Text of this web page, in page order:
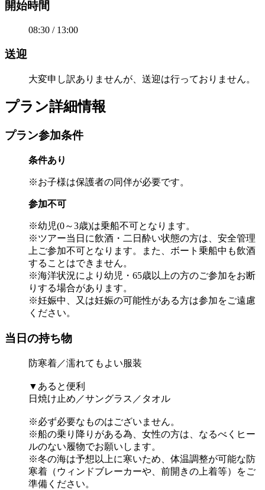
開始時間
08:30 / 13:00
送迎
大変申し訳ありませんが、送迎は行っておりません。
プラン詳細情報
プラン参加条件
条件あり
※お子様は保護者の同伴が必要です。
参加不可
※幼児(0～3歳)は乗船不可となります。
※ツアー当日に飲酒・二日酔い状態の方は、安全管理
上ご参加不可となります。また、ボート乗船中も飲酒
することはできません。
※海洋状況により幼児・65歳以上の方のご参加をお断
りする場合があります。
※妊娠中、又は妊娠の可能性がある方は参加をご遠慮
ください。
当日の持ち物
防寒着／濡れてもよい服装
▼あると便利
日焼け止め／サングラス／タオル
※必ず必要なものはございません。
※船の乗り降りがある為、女性の方は、なるべくヒー
ルのない履物でお願いします。
※冬の海は予想以上に寒いため、体温調整が可能な防
寒着（ウィンドブレーカーや、前開きの上着等）をご
準備ください。